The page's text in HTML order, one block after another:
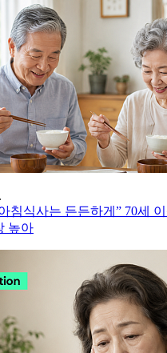
침식사는 든든하게” 70세
높아